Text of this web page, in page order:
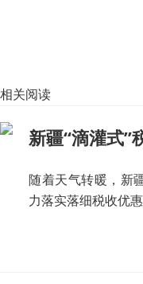
相关阅读
新疆“滴灌式”
随着天气转暖，新
力落实落细税收优